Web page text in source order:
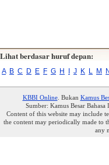
Lihat berdasar huruf depan:
A B C D E F G H I J K L M
KBBI Online. Bukan Kamus
Sumber: Kamus Besar Bahasa
Content of this website may include
the content may periodically made to
any